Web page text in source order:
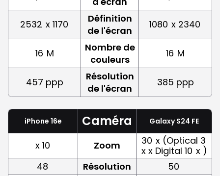
2532 x 1170
Définition
de l'écran
1080 x 2340
16 M
Nombre de
couleurs
16 M
457 ppp
Résolution
de l'écran
385 ppp
iPhone 16e Caméra Galaxy S24 FE
x 10 Zoom 30 x (Optical 3
x x Digital 10 x )
48
Résolution
50